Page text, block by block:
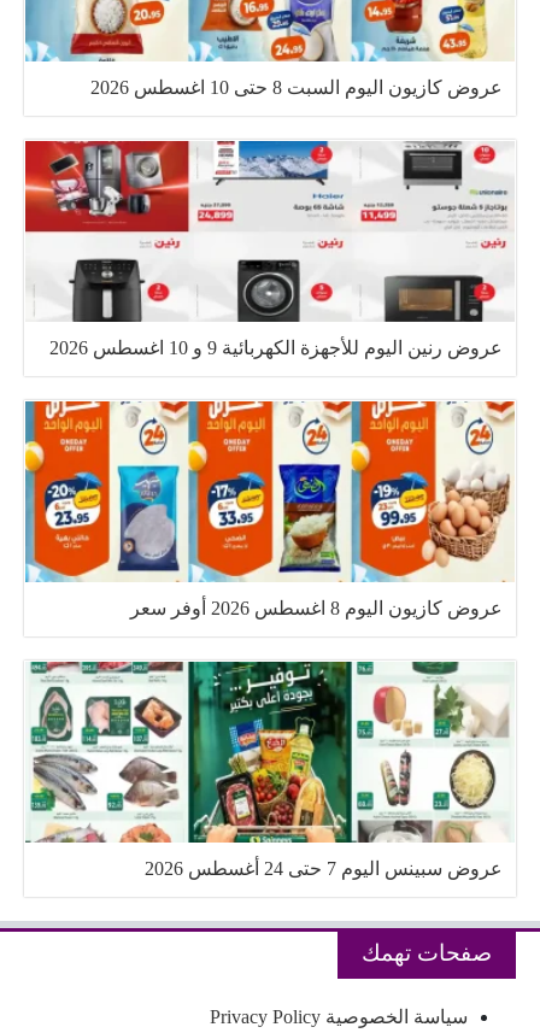
عروض كازيون اليوم السبت 8 حتى 10 اغسطس 2026
عروض رنين اليوم للأجهزة الكهربائية 9 و 10 اغسطس 2026
عروض كازيون اليوم 8 اغسطس 2026 أوفر سعر
عروض سبينس اليوم 7 حتى 24 أغسطس 2026
صفحات تهمك
سياسة الخصوصية Privacy Policy